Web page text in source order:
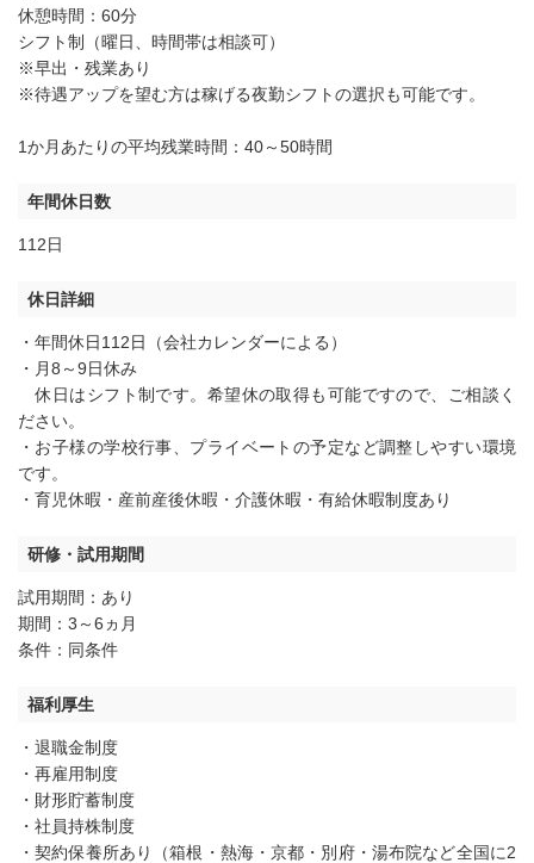
休憩時間：60分
シフト制（曜日、時間帯は相談可）
※早出・残業あり
※待遇アップを望む方は稼げる夜勤シフトの選択も可能です。
1か月あたりの平均残業時間：40～50時間
年間休日数
112日
休日詳細
・年間休日112日（会社カレンダーによる）
・月8～9日休み
休日はシフト制です。希望休の取得も可能ですので、ご相談く
ださい。
・お子様の学校行事、プライベートの予定など調整しやすい環境
です。
・育児休暇・産前産後休暇・介護休暇・有給休暇制度あり
研修・試用期間
試用期間：あり
期間：3～6ヵ月
条件：同条件
福利厚生
・退職金制度
・再雇用制度
・財形貯蓄制度
・社員持株制度
・契約保養所あり（箱根・熱海・京都・別府・湯布院など全国に2